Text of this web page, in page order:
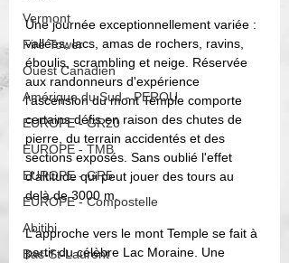
Vermont
Fire Tower
Ouest Canadien
Amérique du Sud - PEROU
EUROPE - GR20
EUROPE - TMB
EUROPE - GR5
EUROPE - Compostelle
Abitibi
Bas-St-Laurent
Une journée exceptionnellement variée :
vallées, lacs, amas de rochers, ravins,
éboulis, scrambling et neige. Réservée
aux randonneurs d'expérience
l'ascension du mont Temple comporte
certains défis en raison des chutes de
pierre, du terrain accidentés et des
sections exposés. Sans oublié l'effet
d'altitude qui peut jouer des tours au
delà de 3000 m.
L'approche vers le mont Temple se fait à
partir du célèbre Lac Moraine. Une